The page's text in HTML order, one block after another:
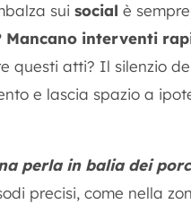
sui social è
Mancano interventi
questi atti? Il silenzio
e lascia spazio a
perla in balia dei
precisi, come nella